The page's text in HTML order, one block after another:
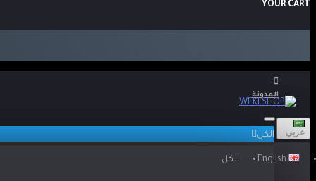
YOUR CART
المدونة
عربي
English
الكل
الكل